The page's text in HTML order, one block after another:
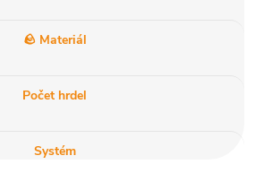
🪨 Materiál
Počet hrdel
Systém